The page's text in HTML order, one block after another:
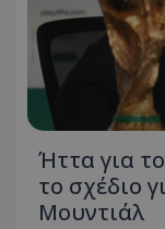
Ήττα για
το σχέδιο
Μουντιάλ